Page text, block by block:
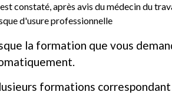
constaté, après avis du médecin du
d'usure professionnelle
la formation que vous
formations